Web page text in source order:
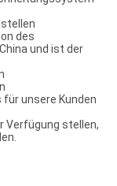
des
und ist der
für unsere Kunden
Verfügung stellen,